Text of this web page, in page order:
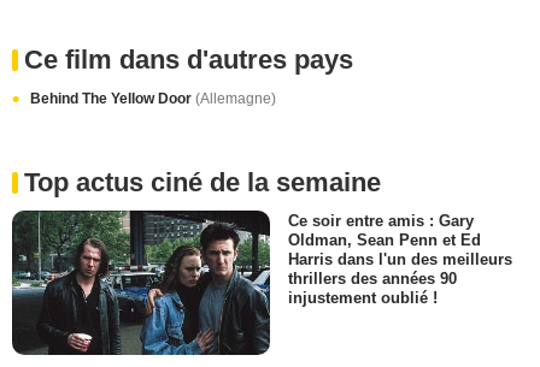
Ce film dans d'autres pays
Behind The Yellow Door (Allemagne)
Top actus ciné de la semaine
Ce soir entre amis : Gary
Oldman, Sean Penn et Ed
Harris dans l'un des meilleurs
thrillers des années 90
injustement oublié !